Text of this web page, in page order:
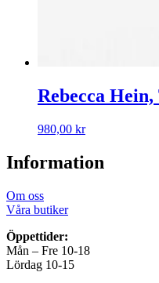
Rebecca
980,00 kr
Information
Om oss
Våra butiker
Öppettider:
Mån – Fre 10-18
Lördag 10-15